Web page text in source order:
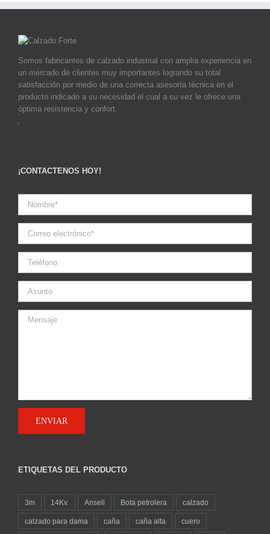
Somos fabricantes de calzado industrial con amplia experiencia en
un mercado de clientes muy importantes logrando su total
satisfacción por medio de una correcta asesoría técnica en el
producto indicado a su necesidad el cual a su vez le ofrece una
óptima resistencia y confort.
¡CONTACTENOS HOY!
ETIQUETAS DEL PRODUCTO
3m 14Kv. Ansell Bota petrolera calzado
calzado para dama caña caña alta cuero